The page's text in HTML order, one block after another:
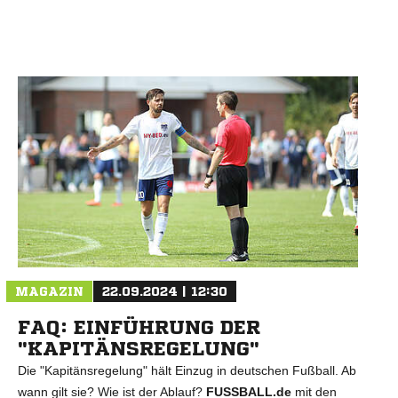
MAGAZIN 22.09.2024 | 12:30
FAQ: EINFÜHRUNG DER
"KAPITÄNSREGELUNG"
Die "Kapitänsregelung" hält Einzug in deutschen Fußball. Ab
wann gilt sie? Wie ist der Ablauf? FUSSBALL.de mit den